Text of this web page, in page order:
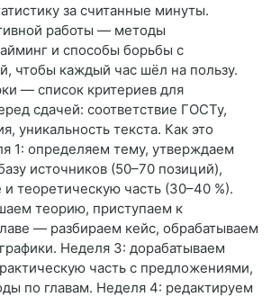
за считанные минуты.
работы — методы
и способы борьбы с
чтобы каждый час шёл на пользу.
— список критериев для
сдачей: соответствие ГОСТу,
уникальность текста. Как это
1: определяем тему, утверждаем
источников (50–70 позиций),
теоретическую часть (30–40 %).
теорию, приступаем к
— разбираем кейс, обрабатываем
Неделя 3: дорабатываем
часть с предложениями,
по главам. Неделя 4: редактируем